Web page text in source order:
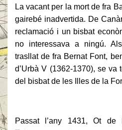
La vacant per la mort de fra
gairebé inadvertida. De
reclamació i un bisbat
no interessava a ningú.
trasllat de fra Bernat Font,
d’Urbà V (1362-1370), se va
del bisbat de les Illes de la
Passat l’any 1431, Ot de